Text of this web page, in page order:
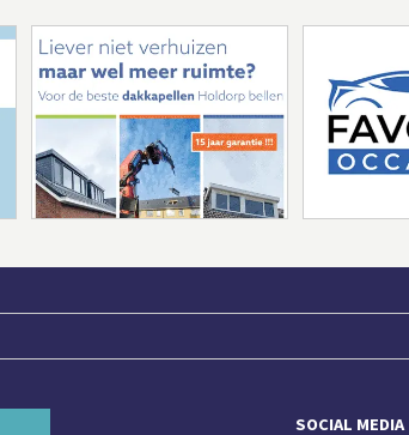
SOCIAL MEDIA